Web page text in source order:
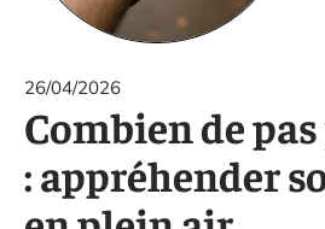
26/04/2026
Combien de
: appréhender